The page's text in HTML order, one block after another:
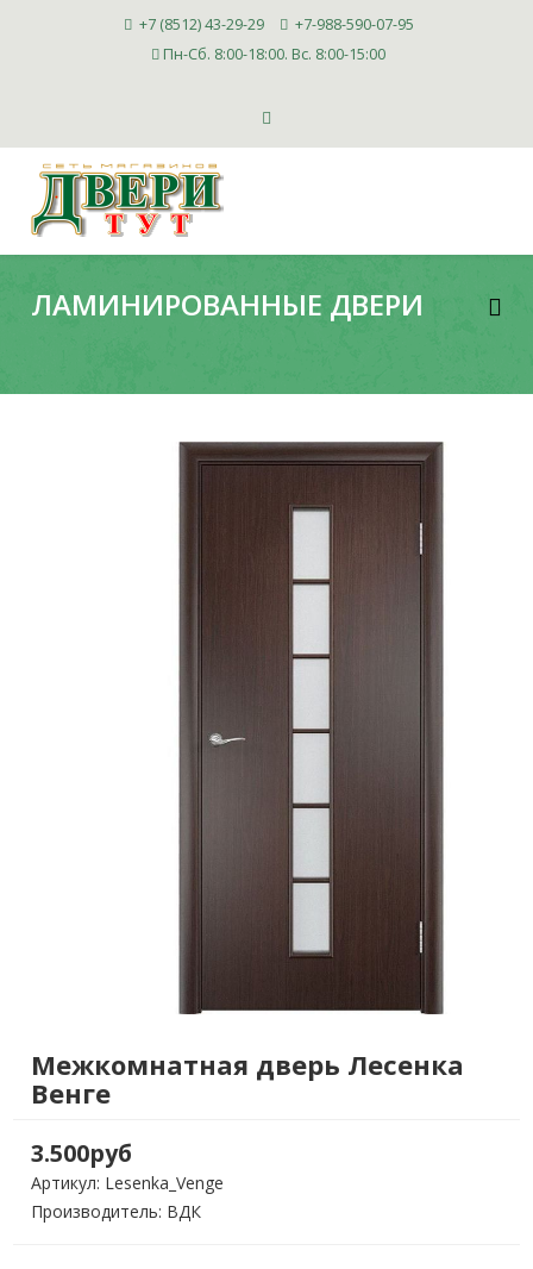
+7 (8512) 43-29-29
+7-988-590-07-95
Пн-Сб. 8:00-18:00. Вс. 8:00-15:00
ЛАМИНИРОВАННЫЕ ДВЕРИ
Межкомнатная дверь Лесенка
Венге
3.500руб
Артикул: Lesenka_Venge
Производитель: ВДК